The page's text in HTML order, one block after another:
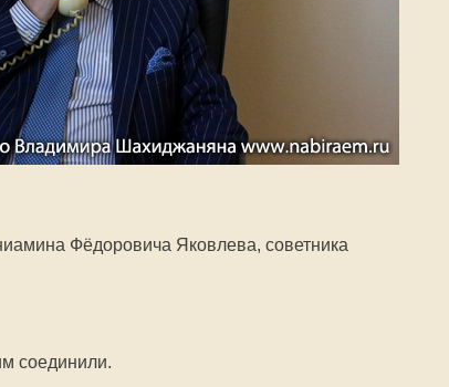
Фёдоровича Яковлева, советника
соединили.